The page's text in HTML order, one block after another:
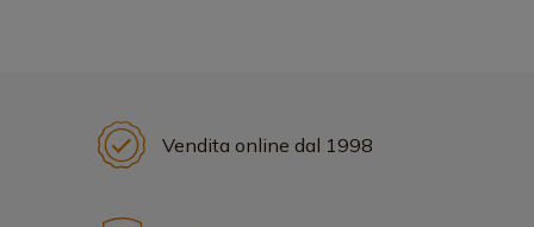
Vendita online dal 1998